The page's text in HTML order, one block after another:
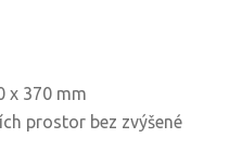
x 370 mm
prostor bez zvýšené